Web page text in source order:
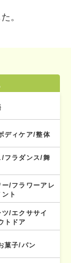
。
ディケア/整体
/フラダンス/舞
ー/フラワーアレ
ト
ツ/エクササイ
トドア
菓子/パン